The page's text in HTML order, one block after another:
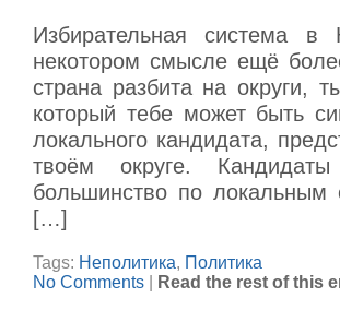
Избирательная система в
некотором смысле ещё
страна разбита на округи,
который тебе может быть
локального кандидата,
твоём округе.
большинство по локальным
[…]
Tags: Неполитика, Политика
No Comments
Read the rest of this